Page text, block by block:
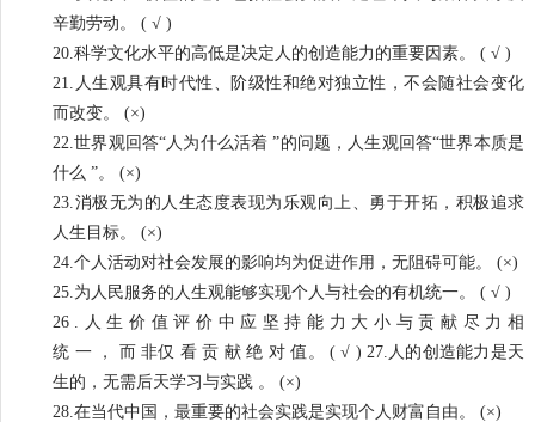
辛勤劳动。 ( √ )
20.科学文化水平的高低是决定人的创造能力的重要因素。 ( √ )
21.人生观具有时代性、阶级性和绝对独立性，不会随社会变化
而改变。 (×)
22.世界观回答“人为什么活着 ”的问题，人生观回答“世界本质是
什么 ”。 (×)
23.消极无为的人生态度表现为乐观向上、勇于开拓，积极追求
人生目标。 (×)
24.个人活动对社会发展的影响均为促进作用，无阻碍可能。 (×)
25.为人民服务的人生观能够实现个人与社会的有机统一。 ( √ )
26 . 人 生 价 值 评 价 中 应 坚 持 能 力 大 小 与 贡 献 尽 力 相
统 一 ， 而 非仅 看 贡 献 绝 对 值。 ( √ ) 27.人的创造能力是天
生的，无需后天学习与实践 。 (×)
28.在当代中国，最重要的社会实践是实现个人财富自由。 (×)